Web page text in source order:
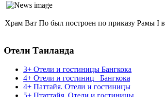
Храм Ват По был построен по приказу Рамы I в
Отели Таиланда
3+ Отели и гостиницы Бангкока
4+ Отели и гостиниц_ Бангкока
4+ Паттайя. Отели и гостиницы
5+ Птаттайя. Отели и гостиницы